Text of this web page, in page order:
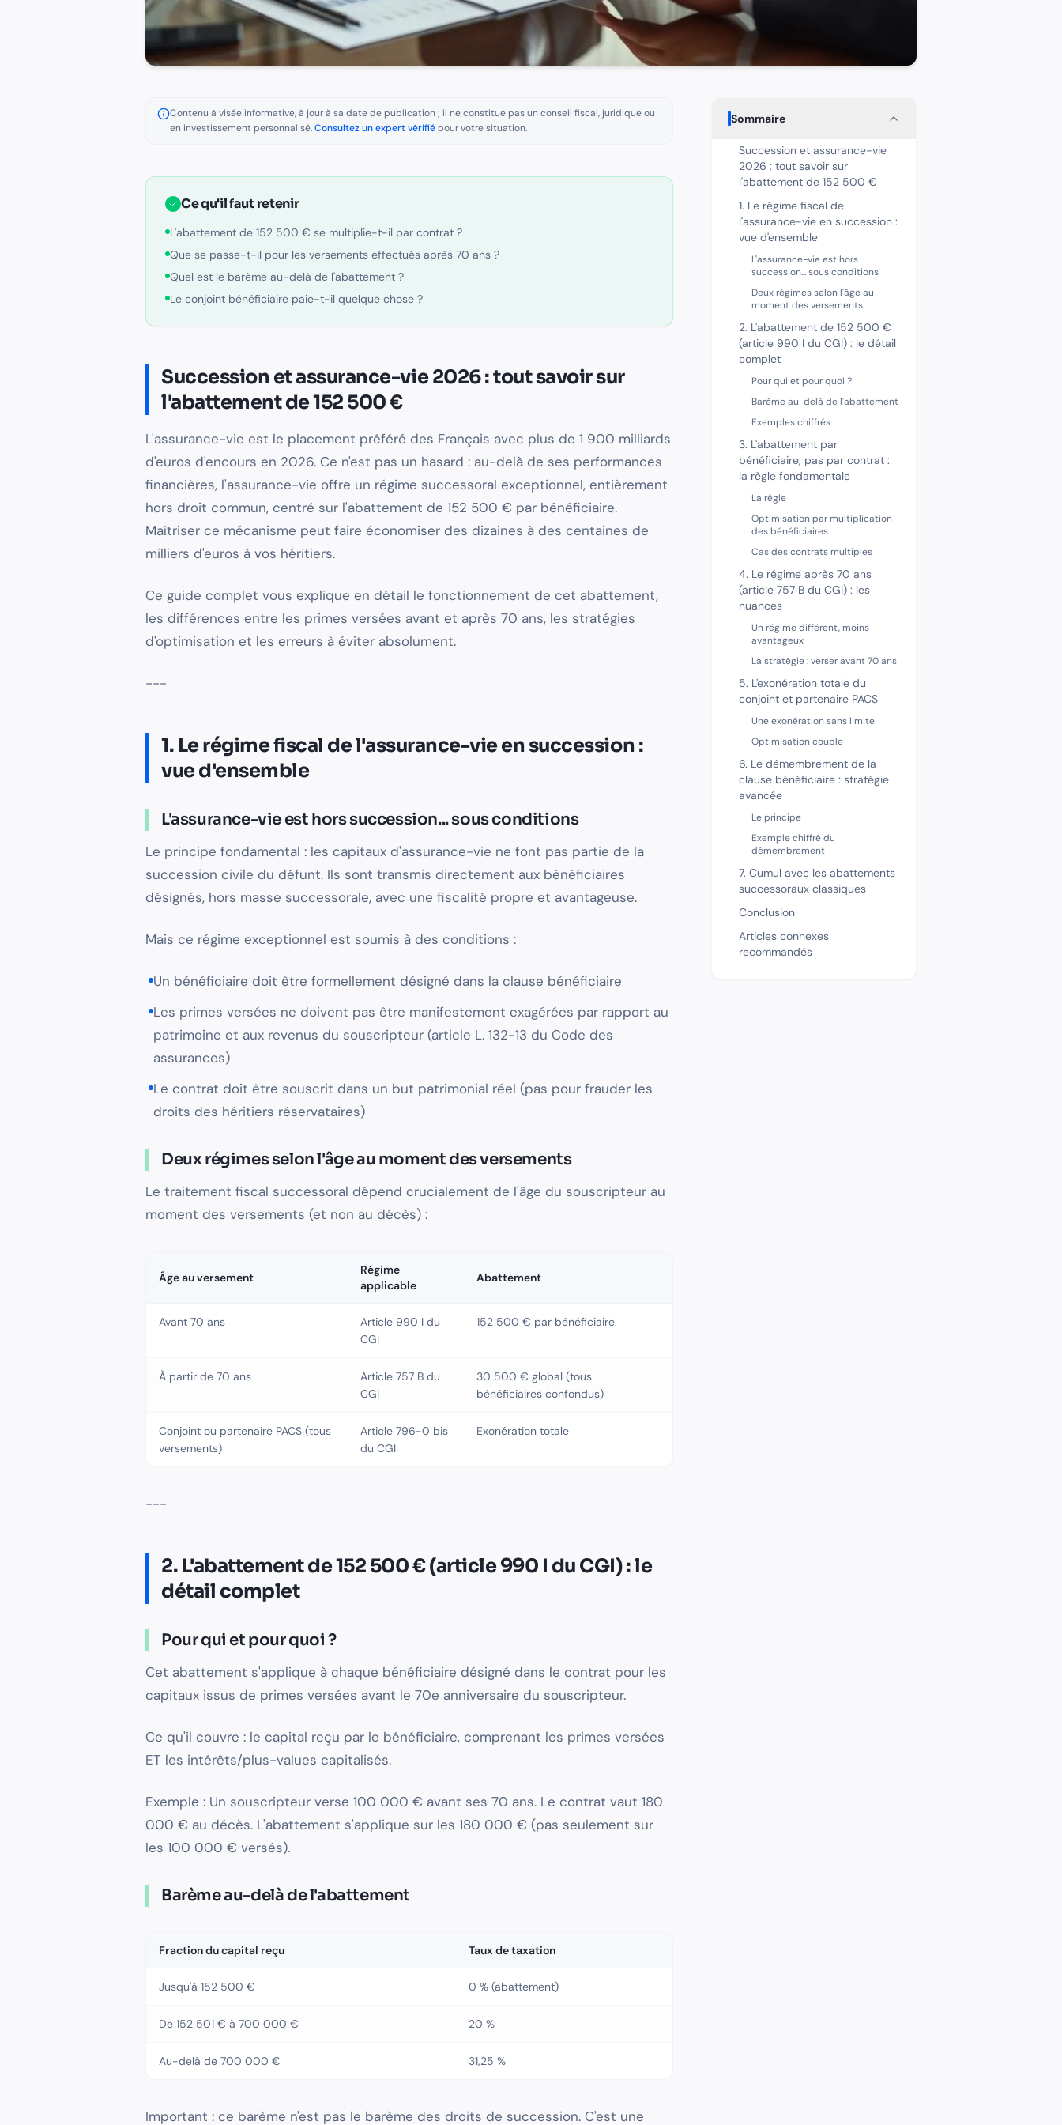
Contenu à visée informative, à jour à sa date de publication ; il ne constitue pas un conseil fiscal, juridique ou
en investissement personnalisé.Consultez un expert vérifiépour votre situation.
Ce qu'il faut retenir
L'abattement de 152 500 € se multiplie-t-il par contrat ?
Que se passe-t-il pour les versements effectués après 70 ans ?
Quel est le barème au-delà de l'abattement ?
Le conjoint bénéficiaire paie-t-il quelque chose ?
Succession et assurance-vie 2026 : tout savoir sur
l'abattement de 152 500 €
L'assurance-vie est le placement préféré des Français avec plus de 1 900 milliards
d'euros d'encours en 2026. Ce n'est pas un hasard : au-delà de ses performances
financières, l'assurance-vie offre un régime successoral exceptionnel, entièrement
hors droit commun, centré sur l'abattement de 152 500 € par bénéficiaire.
Maîtriser ce mécanisme peut faire économiser des dizaines à des centaines de
milliers d'euros à vos héritiers.
Ce guide complet vous explique en détail le fonctionnement de cet abattement,
les différences entre les primes versées avant et après 70 ans, les stratégies
d'optimisation et les erreurs à éviter absolument.
---
1. Le régime fiscal de l'assurance-vie en succession :
vue d'ensemble
L'assurance-vie est hors succession... sous conditions
Le principe fondamental : les capitaux d'assurance-vie ne font pas partie de la
succession civile du défunt. Ils sont transmis directement aux bénéficiaires
désignés, hors masse successorale, avec une fiscalité propre et avantageuse.
Mais ce régime exceptionnel est soumis à des conditions :
Un bénéficiaire doit être formellement désigné dans la clause bénéficiaire
Les primes versées ne doivent pas être manifestement exagérées par rapport au
patrimoine et aux revenus du souscripteur (article L. 132-13 du Code des
assurances)
Le contrat doit être souscrit dans un but patrimonial réel (pas pour frauder les
droits des héritiers réservataires)
Deux régimes selon l'âge au moment des versements
Le traitement fiscal successoral dépend crucialement de l'âge du souscripteur au
moment des versements (et non au décès) :
Âge au versement
Régime
applicable
Abattement
Avant 70 ans
Article 990 I du
CGI
152 500 € par bénéficiaire
À partir de 70 ans
Article 757 B du
CGI
30 500 € global (tous
bénéficiaires confondus)
Conjoint ou partenaire PACS (tous
versements)
Article 796-0 bis
du CGI
Exonération totale
---
2. L'abattement de 152 500 € (article 990 I du CGI) : le
détail complet
Pour qui et pour quoi ?
Cet abattement s'applique à chaque bénéficiaire désigné dans le contrat pour les
capitaux issus de primes versées avant le 70e anniversaire du souscripteur.
Ce qu'il couvre : le capital reçu par le bénéficiaire, comprenant les primes versées
ET les intérêts/plus-values capitalisés.
Exemple : Un souscripteur verse 100 000 € avant ses 70 ans. Le contrat vaut 180
000 € au décès. L'abattement s'applique sur les 180 000 € (pas seulement sur
les 100 000 € versés).
Barème au-delà de l'abattement
Fraction du capital reçu Taux de taxation
Jusqu'à 152 500 € 0 % (abattement)
De 152 501 € à 700 000 € 20 %
Au-delà de 700 000 € 31,25 %
Important : ce barème n'est pas le barème des droits de succession. C'est une
Sommaire
Succession et assurance-vie
2026 : tout savoir sur
l'abattement de 152 500 €
1. Le régime fiscal de
l'assurance-vie en succession :
vue d'ensemble
L'assurance-vie est hors
succession... sous conditions
Deux régimes selon l'âge au
moment des versements
2. L'abattement de 152 500 €
(article 990 I du CGI) : le détail
complet
Pour qui et pour quoi ?
Barème au-delà de l'abattement
Exemples chiffrés
3. L'abattement par
bénéficiaire, pas par contrat :
la règle fondamentale
La règle
Optimisation par multiplication
des bénéficiaires
Cas des contrats multiples
4. Le régime après 70 ans
(article 757 B du CGI) : les
nuances
Un régime différent, moins
avantageux
La stratégie : verser avant 70 ans
5. L'exonération totale du
conjoint et partenaire PACS
Une exonération sans limite
Optimisation couple
6. Le démembrement de la
clause bénéficiaire : stratégie
avancée
Le principe
Exemple chiffré du
démembrement
7. Cumul avec les abattements
successoraux classiques
Conclusion
Articles connexes
recommandés